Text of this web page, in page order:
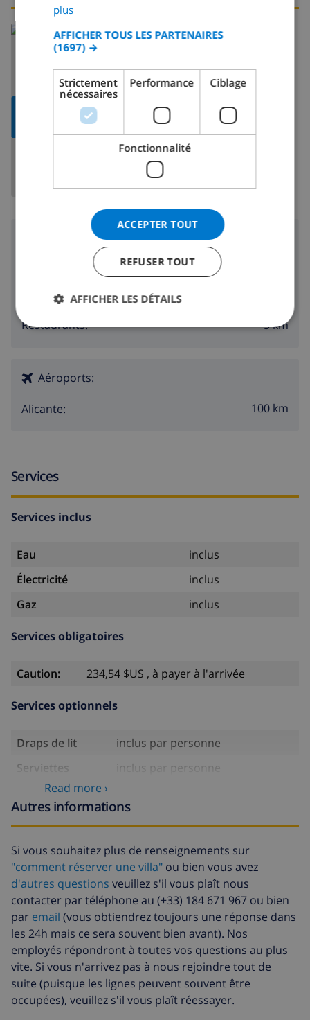
AFFICHER LA
En savoir plus sur:
Vie nocturne:
Restaurants:
5 km
Aéroports:
Alicante: 100 km
Services
Services inclus
Eau
inclus
Électricité
inclus
Gaz
inclus
Services obligatoires
Caution: 234,54 $US , à payer à l'arrivée
Services optionnels
Draps de lit
inclus par personne
Serviettes
inclus par personne
Lit bébé
l'arrivée
Siège enfant
4,19 $US par jour , à payer à
l'arrivée
Internet
5,86 $US par jour , à payer à
l'arrivée
Draps
supplémentaires
17,59 $US par personne , à
payer à l'arrivée
Serviettes
supplémentaires
8,80 $US par personne , à payer à
l'arrivée
Départ tardif
113,75 $US
Nettoyage
basée sur consommation
Read more ›
Autres informations
Si vous souhaitez plus de renseignements sur
"comment réserver une villa" ou bien vous avez
d'autres questions veuillez s'il vous plaît nous
contacter par téléphone au (+33) 184 671 967 ou bien
par email (vous obtiendrez toujours une réponse dans
les 24h mais ce sera souvent bien avant). Nos
employés répondront à toutes vos questions au plus
vite. Si vous n'arrivez pas à nous rejoindre tout de
suite (puisque les lignes peuvent souvent être
occupées), veuillez s'il vous plaît réessayer.
DANISH
plus
AFFICHER TOUS LES PARTENAIRES
(1697) →
Strictement
nécessaires
Performance Ciblage
Fonctionnalité
ACCEPTER TOUT
REFUSER TOUT
AFFICHER LES DÉTAILS